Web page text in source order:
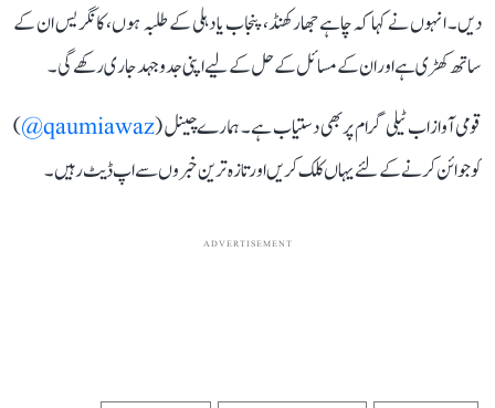
دیں۔ انہوں نے کہا کہ چاہے جھارکھنڈ، پنجاب یا دہلی کے طلبہ ہوں، کانگریس ان کے
ساتھ کھڑی ہے اور ان کے مسائل کے حل کے لیے اپنی جدوجہد جاری رکھے گی۔
قومی آواز اب ٹیلی گرام پر بھی دستیاب ہے۔ ہمارے چینل (qaumiawaz@
)
کو جوائن کرنے کے لئے یہاں کلک کریں اور تازہ ترین خبروں سے اپ ڈیٹ رہیں۔
ADVERTISEMENT